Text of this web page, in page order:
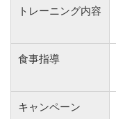
トレーニング内容
食事指導
キャンペーン